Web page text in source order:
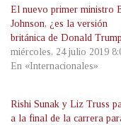
El nuevo primer ministro
Johnson, ¿es la versión
británica de Donald
miércoles, 24 julio 2019
En «Internacionales»
Rishi Sunak y Liz Truss
a la final de la carrera